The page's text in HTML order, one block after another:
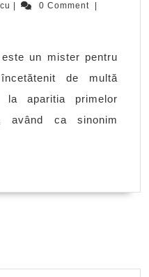
gazetă?
Voicu 0 Comment
un mister pentru
de multă
aparitia primelor
având ca sinonim